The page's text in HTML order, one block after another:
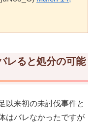
レると処分の可能
以来初の未討伐事件と
はバレなかったですが